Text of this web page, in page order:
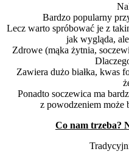
Bardzo popularny
Lecz warto spróbować je z
jak wygląda,
Zdrowe (mąka żytnia,
Zawiera dużo białka, kwas
Ponadto soczewica ma
z powodzeniem może
Co nam trzeba?